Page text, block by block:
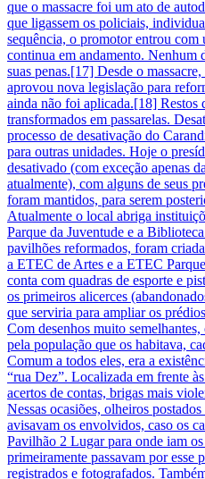
que o massacre foi um ato de
que ligassem os policiais,
sequência, o promotor entrou com
continua em andamento. Nenhum
suas penas.[17] Desde o
aprovou nova legislação para
ainda não foi aplicada.[18] Restos
transformados em passarelas.
processo de desativação do
para outras unidades. Hoje o
desativado (com exceção apenas
atualmente), com alguns de seus
foram mantidos, para serem
Atualmente o local abriga
Parque da Juventude e a
pavilhões reformados, foram
a ETEC de Artes e a ETEC
conta com quadras de esporte e
os primeiros alicerces
que serviria para ampliar os
Com desenhos muito
pela população que os habitava,
Comum a todos eles, era a
“rua Dez”. Localizada em frente
acertos de contas, brigas mais
Nessas ocasiões, olheiros
avisavam os envolvidos, caso os
Pavilhão 2 Lugar para onde iam
primeiramente passavam por esse
registrados e fotografados.